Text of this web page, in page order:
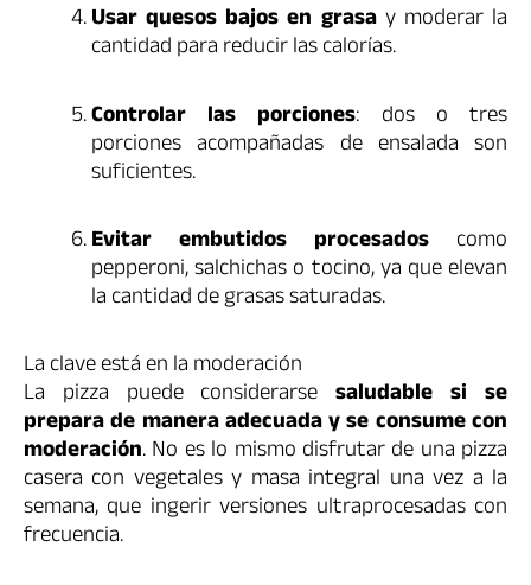
Usar quesos bajos en grasay moderar la
cantidad para reducir las calorías.
Controlar las porciones: dos o tres
porciones acompañadas de ensalada son
suficientes.
Evitar embutidos procesados como
pepperoni, salchichas o tocino, ya que elevan
la cantidad de grasas saturadas.
La clave está en la moderación
La pizza puede considerarsesaludable si se
prepara de manera adecuada y se consume con
moderación. No es lo mismo disfrutar de una pizza
casera con vegetales y masa integral una vez a la
semana, que ingerir versiones ultraprocesadas con
frecuencia.